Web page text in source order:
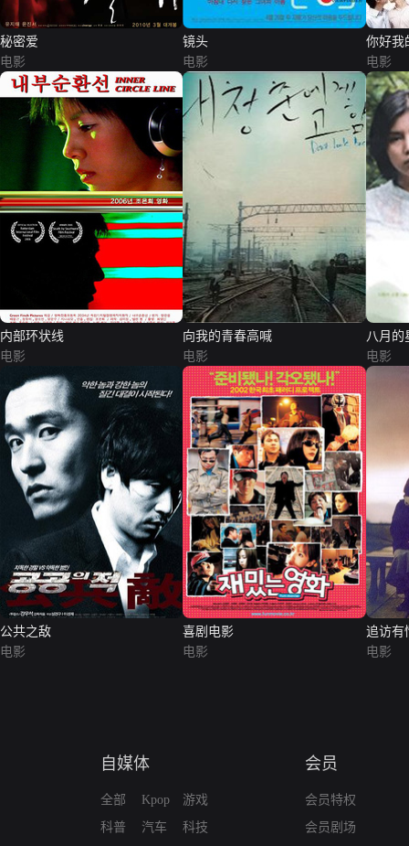
秘密爱
电影
镜头
电影
你好我
电影
内部环状线
电影
向我的青春高喊
电影
八月的
电影
公共之敌
电影
喜剧电影
电影
追访有
电影
自媒体
全部
科普
Kpop
汽车
游戏
科技
会员
会员特权
会员剧场